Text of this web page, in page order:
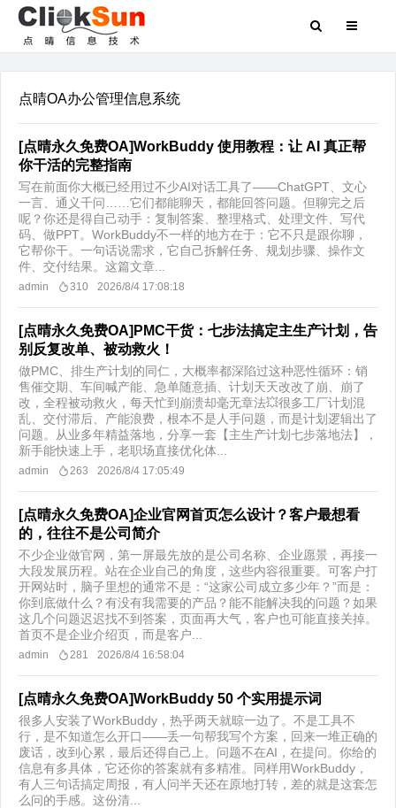
点晴OA办公管理信息系统
[点晴永久免费OA]WorkBuddy 使用教程：让 AI 真正帮
你干活的完整指南
写在前面你大概已经用过不少AI对话工具了——ChatGPT、文心
一言、通义千问……它们都能聊天，都能回答问题。但聊完之后
呢？你还是得自己动手：复制答案、整理格式、处理文件、写代
码、做PPT。WorkBuddy不一样的地方在于：它不只是跟你聊，
它帮你干。一句话说需求，它自己拆解任务、规划步骤、操作文
件、交付结果。这篇文章...
admin 310 2026/8/4 17:08:18
[点晴永久免费OA]PMC干货：七步法搞定主生产计划，告
别反复改单、被动救火！
做PMC、排生产计划的同仁，大概率都深陷过这种恶性循环：销
售催交期、车间喊产能、急单随意插、计划天天改改了崩、崩了
改，全程被动救火，每天忙到崩溃却毫无章法💥很多工厂计划混
乱、交付滞后、产能浪费，根本不是人手问题，而是计划逻辑出了
问题。从业多年精益落地，分享一套【主生产计划七步落地法】，
新手能快速上手，老职场直接优化体...
admin 263 2026/8/4 17:05:49
[点晴永久免费OA]企业官网首页怎么设计？客户最想看
的，往往不是公司简介
不少企业做官网，第一屏最先放的是公司名称、企业愿景，再接一
大段发展历程。站在企业自己的角度，这些内容很重要。可客户打
开网站时，脑子里想的通常不是：“这家公司成立多少年？”而是：
你到底做什么？有没有我需要的产品？能不能解决我的问题？如果
这几个问题迟迟找不到答案，页面再大气，客户也可能直接关掉。
首页不是企业介绍页，而是客户...
admin 281 2026/8/4 16:58:04
[点晴永久免费OA]WorkBuddy 50 个实用提示词
很多人安装了WorkBuddy，热乎两天就晾一边了。不是工具不
行，是不知道怎么开口——丢一句帮我写个方案，回来一堆正确的
废话，改到心累，最后还得自己上。问题不在AI，在提问。你给的
信息有多具体，它还你的答案就有多精准。同样用WorkBuddy，
有人三句话搞定周报，有人问半天还在原地打转，差的就是这套怎
么问的手感。这份清...